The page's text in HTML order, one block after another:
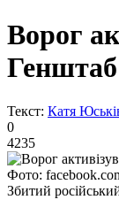
Ворог
Генштаб
Текст: Катя
0
4235
Фото:
Збитий